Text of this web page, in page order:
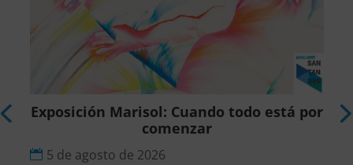
Exposición Marisol: Cuando todo está por
comenzar
5 de agosto de 2026